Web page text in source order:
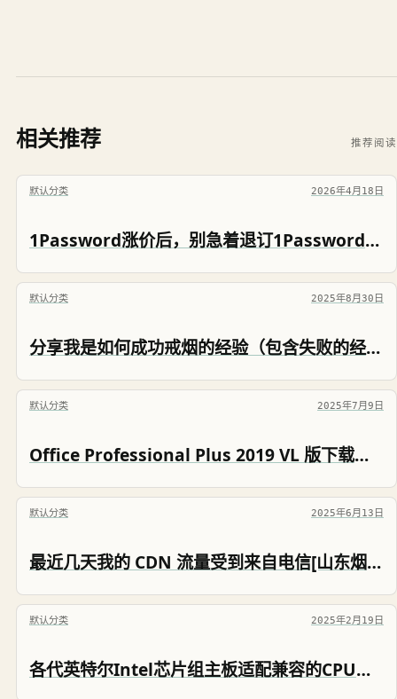
相关推荐 推荐阅读
默认分类 2026年4月18日
1Password涨价后，别急着退订1Password，这个操作能帮你省25%
默认分类 2025年8月30日
分享我是如何成功戒烟的经验（包含失败的经验）
默认分类 2025年7月9日
Office Professional Plus 2019 VL 版下载与 KMS 激活
默认分类 2025年6月13日
最近几天我的 CDN 流量受到来自电信[山东烟台]、[江苏扬州]两地家庭宽带的攻击
默认分类 2025年2月19日
各代英特尔Intel芯片组主板适配兼容的CPU和DDR内存数据统计